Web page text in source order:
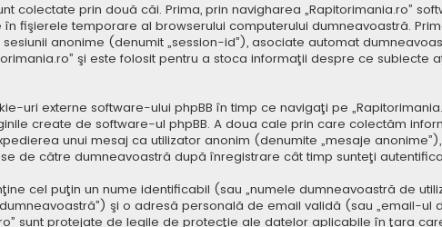
colectate prin două căi. Prima, prin navigharea „Rapitorimania.ro”
fişierele temporare al browserului computerului dumneavoastră.
anonime (denumit „session-id”), asociate automat
şi este folosit pentru a stoca informaţii despre ce
uri externe software-ului phpBB în timp ce navigaţi pe
create de software-ul phpBB. A doua cale prin care colectăm
unui mesaj ca utilizator anonim (denumite „mesaje
de către dumneavoastră după înregistrare cât timp sunteţi
cel puţin un nume identificabil (sau „numele dumneavoastră de
şi o adresă personală de email validă (sau „email-ul
sunt protejate de legile de protecţie ale datelor aplicabile în ţara